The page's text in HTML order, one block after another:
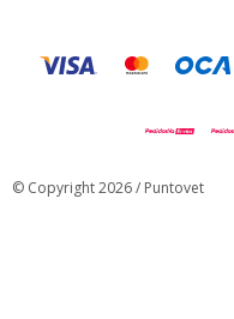
© Copyright 2026 / Puntovet